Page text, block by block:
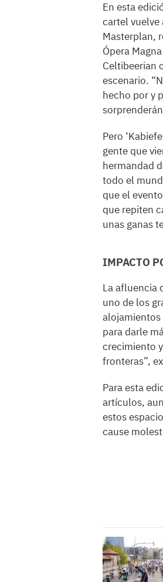
En esta
cartel vuelve
Masterplan,
Ópera
Celtibeerian
escenario.
hecho por y
Pero
gente que
hermandad
todo el
que el
que repiten
unas ganas
IMPACTO
La afluencia
uno de los
alojamientos
para darle
crecimiento
fronteras”,
Para esta
artículos,
estos
cause